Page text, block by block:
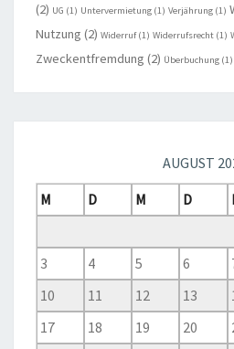
(2) UG (1) Untervermietung (1) Verjährung (1)
Nutzung (2) Widerruf(1) Widerrufsrecht (1)
Zweckentfremdung (2) Überbuchung (1)
AUGUST
M
D M D
3
4 5 6
10
11 12 13
17
18 19 20